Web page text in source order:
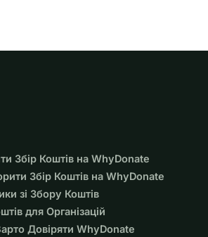
Збір Коштів на WhyDonate
Збір Коштів на WhyDonate
зі Збору Коштів
для Організацій
Довіряти WhyDonate